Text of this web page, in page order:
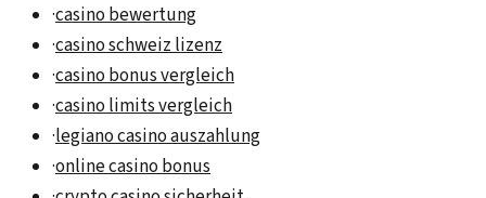
·casino bewertung
·casino schweiz lizenz
·casino bonus vergleich
·casino limits vergleich
·legiano casino auszahlung
·online casino bonus